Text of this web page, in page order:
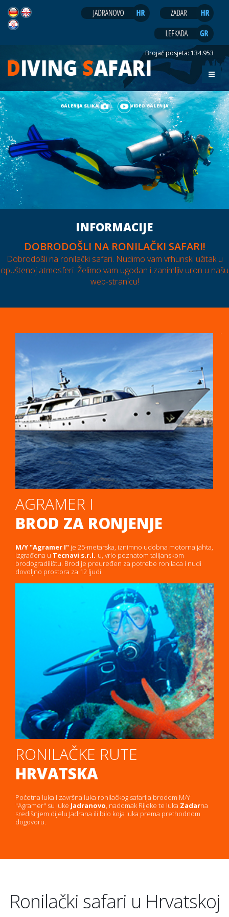
Brojač posjeta: 134.953
GALERIJA SLIKA VIDEO GALERIJA
INFORMACIJE
DOBRODOŠLI NA RONILAČKI SAFARI!
Dobrodošli na ronilački safari. Nudimo vam vrhunski užitak u
opuštenoj atmosferi. Želimo vam ugodan i zanimljiv uron u našu
web-stranicu!
AGRAMER I
BROD ZA RONJENJE
M/Y "Agramer I" je 25-metarska, iznimno udobna motorna jahta,
izgrađena u Tecnavi s.r.l.-u, vrlo poznatom talijanskom
brodogradilištu. Brod je preuređen za potrebe ronilaca i nudi
dovoljno prostora za 12 ljudi.
RONILAČKE RUTE
HRVATSKA
Početna luka i završna luka ronilačkog safarija brodom M/Y
"Agramer" su luke Jadranovo, nadomak Rijeke te luka Zadarna
središnjem dijelu Jadrana ili bilo koja luka prema prethodnom
dogovoru.
Ronilački safari u Hrvatskoj